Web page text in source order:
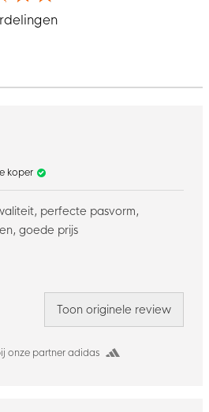
onze partner adidas
koper
perfecte pasvorm,
goede prijs
Toon originele review